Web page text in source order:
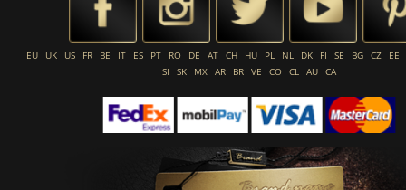
EU UK US FR BE IT ES PT RO DE AT CH HU PL NL DK FI SE BG CZ
EE
SI
SK MX AR BR VE CO CL AU CA